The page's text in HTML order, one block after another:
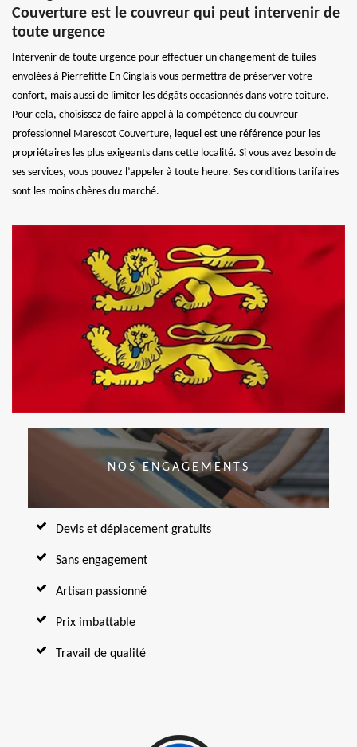
Couverture est le couvreur qui peut intervenir de
toute urgence
Intervenir de toute urgence pour effectuer un changement de tuiles
envolées à Pierrefitte En Cinglais vous permettra de préserver votre
confort, mais aussi de limiter les dégâts occasionnés dans votre toiture.
Pour cela, choisissez de faire appel à la compétence du couvreur
professionnel Marescot Couverture, lequel est une référence pour les
propriétaires les plus exigeants dans cette localité. Si vous avez besoin de
ses services, vous pouvez l’appeler à toute heure. Ses conditions tarifaires
sont les moins chères du marché.
NOS ENGAGEMENTS
Devis et déplacement gratuits
Sans engagement
Artisan passionné
Prix imbattable
Travail de qualité